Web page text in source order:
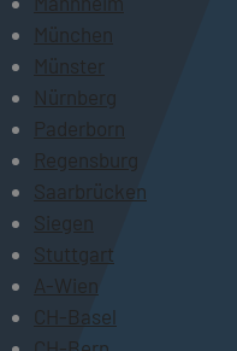
München
Münster
Nürnberg
Paderborn
Regensburg
Saarbrücken
Siegen
Stuttgart
A-Wien
CH-Basel